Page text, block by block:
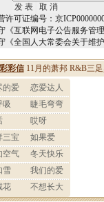
许可证编号：京
《互联网电子公告服务管理
《全国人大常委会关于维